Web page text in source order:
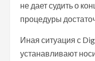
не дает судить о
процедуры
Иная ситуация с
устанавливают